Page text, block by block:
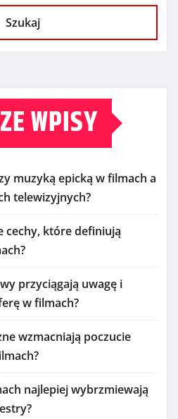
Szukaj
WPISY
muzyką epicką w filmach a
telewizyjnych?
cechy, które definiują
przyciągają uwagę i
w filmach?
wzmacniają poczucie
najlepiej wybrzmiewają